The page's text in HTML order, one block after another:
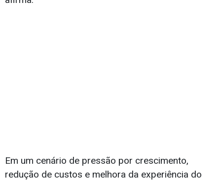
Em um cenário de pressão por crescimento,
redução de custos e melhora da experiência do